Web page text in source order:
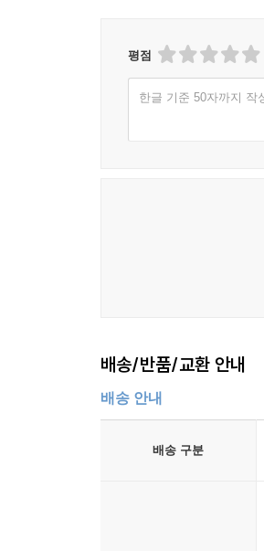
평점
한글 기준 50자까지 작
배송/반품/교환 안내
배송 안내
배송 구분